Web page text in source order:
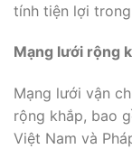
tính tiện lợi
Mạng lưới rộng
Mạng lưới vận
rộng khắp, bao
Việt Nam và